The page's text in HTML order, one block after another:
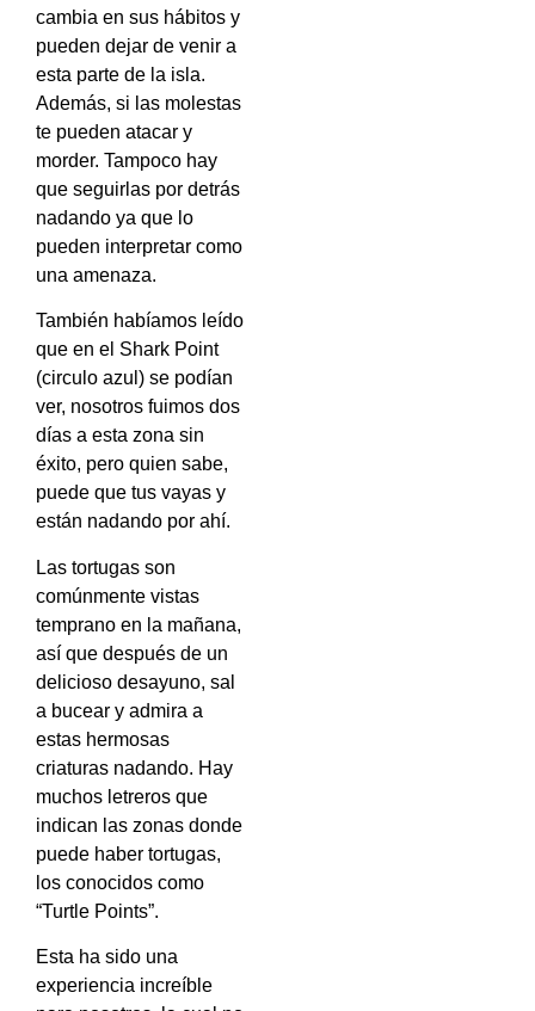
cambia en sus hábitos y
pueden dejar de venir a
esta parte de la isla.
Además, si las molestas
te pueden atacar y
morder. Tampoco hay
que seguirlas por detrás
nadando ya que lo
pueden interpretar como
una amenaza.
También habíamos leído
que en el Shark Point
(circulo azul) se podían
ver, nosotros fuimos dos
días a esta zona sin
éxito, pero quien sabe,
puede que tus vayas y
están nadando por ahí.
Las tortugas son
comúnmente vistas
temprano en la mañana,
así que después de un
delicioso desayuno, sal
a bucear y admira a
estas hermosas
criaturas nadando. Hay
muchos letreros que
indican las zonas donde
puede haber tortugas,
los conocidos como
“Turtle Points”.
Esta ha sido una
experiencia increíble